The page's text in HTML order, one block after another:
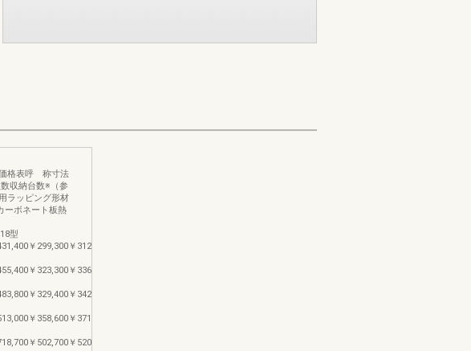
格表呼 称寸法
収納台数※（参
ラッピング形材
ーボネート板熱
型
￥299,300￥312,100￥28,600
￥323,300￥336,100￥31,900
￥329,400￥342,400￥31,100
￥358,600￥371,600￥34,800
￥502,700￥520,600￥47,800